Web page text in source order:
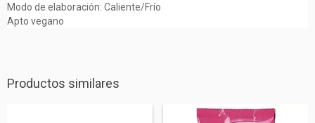
Modo de elaboración: Caliente/Frío
Apto vegano
Productos similares